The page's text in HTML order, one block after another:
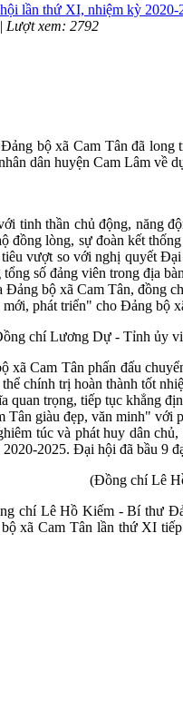
lần thứ XI, nhiệm kỳ 2020-
Lượt xem: 2792
bộ xã Cam Tân đã
dân huyện Cam Lâm về
tinh thần chủ động, năng
đồng lòng, sự đoàn kết
vượt so với nghị quyết
số đảng viên trong địa
bộ xã Cam Tân, đồng
phát triển" cho Đảng bộ
chí Lương Dự - Tỉnh ủy
xã Cam Tân phấn đấu
chính trị hoàn thành tốt
trọng, tiếp tục khẳng
Tân giàu đẹp, văn minh"
túc và phát huy dân
2025. Đại hội đã bầu 9
(Đồng chí Lê
chí Lê Hồ Kiếm - Bí thư
xã Cam Tân lần thứ XI